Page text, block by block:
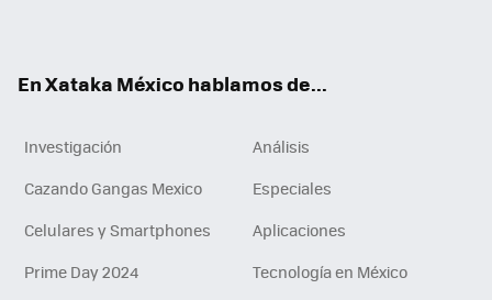
En Xataka México hablamos de...
Investigación
Análisis
Cazando Gangas Mexico
Especiales
Celulares y Smartphones
Aplicaciones
Prime Day 2024
Tecnología en México